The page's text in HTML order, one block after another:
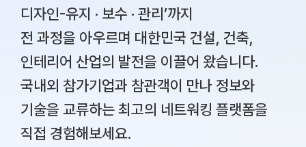
디자인-유지 · 보수 · 관리’까지
전 과정을 아우르며 대한민국 건설, 건축,
인테리어 산업의 발전을 이끌어 왔습니다.
국내외 참가기업과 참관객이 만나 정보와
기술을 교류하는 최고의 네트워킹 플랫폼을
직접 경험해보세요.